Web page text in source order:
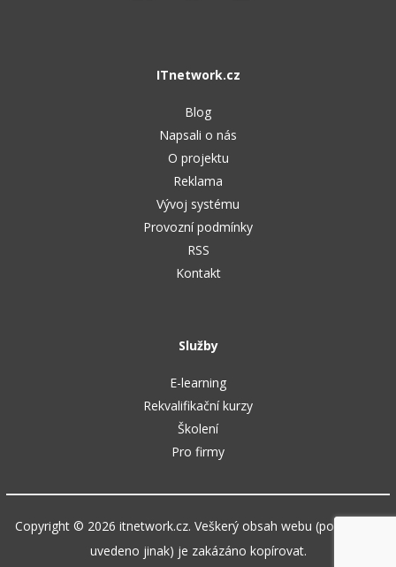
ITnetwork.cz
Blog
Napsali o nás
O projektu
Reklama
Vývoj systému
Provozní podmínky
RSS
Kontakt
Služby
E-learning
Rekvalifikační kurzy
Školení
Pro firmy
Copyright © 2026 itnetwork.cz. Veškerý obsah webu (pokud není
uvedeno jinak) je zakázáno kopírovat.